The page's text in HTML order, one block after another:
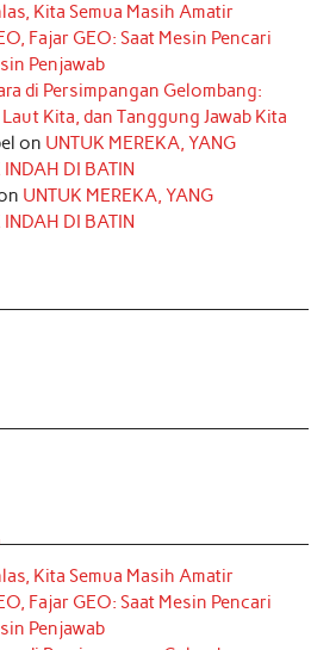
Kita Semua Masih Amatir
Fajar GEO: Saat Mesin Pencari
Penjawab
di Persimpangan Gelombang:
Kita, dan Tanggung Jawab Kita
on UNTUK MEREKA, YANG
INDAH DI BATIN
UNTUK MEREKA, YANG
INDAH DI BATIN
Kita Semua Masih Amatir
Fajar GEO: Saat Mesin Pencari
Penjawab